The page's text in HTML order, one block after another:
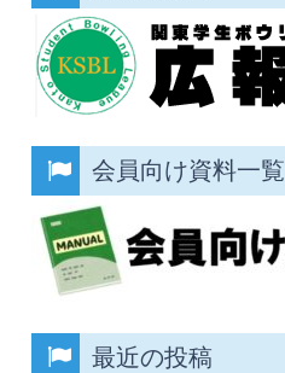
会員向け資料一覧
最近の投稿